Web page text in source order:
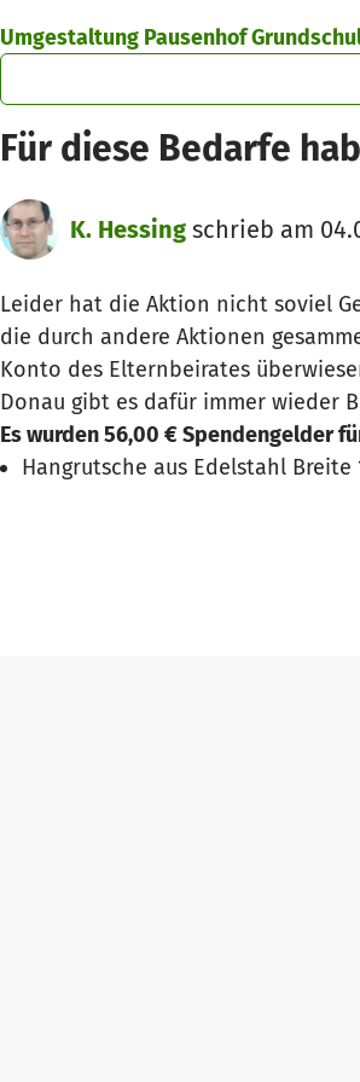
Umgestaltung Pausenhof
Für diese Bedarfe
K. Hessing schrieb am
Leider hat die Aktion nicht soviel
die durch andere Aktionen
Konto des Elternbeirates
Donau gibt es dafür immer wieder
Es wurden 56,00 € Spendengelder
Hangrutsche aus Edelstahl Breite